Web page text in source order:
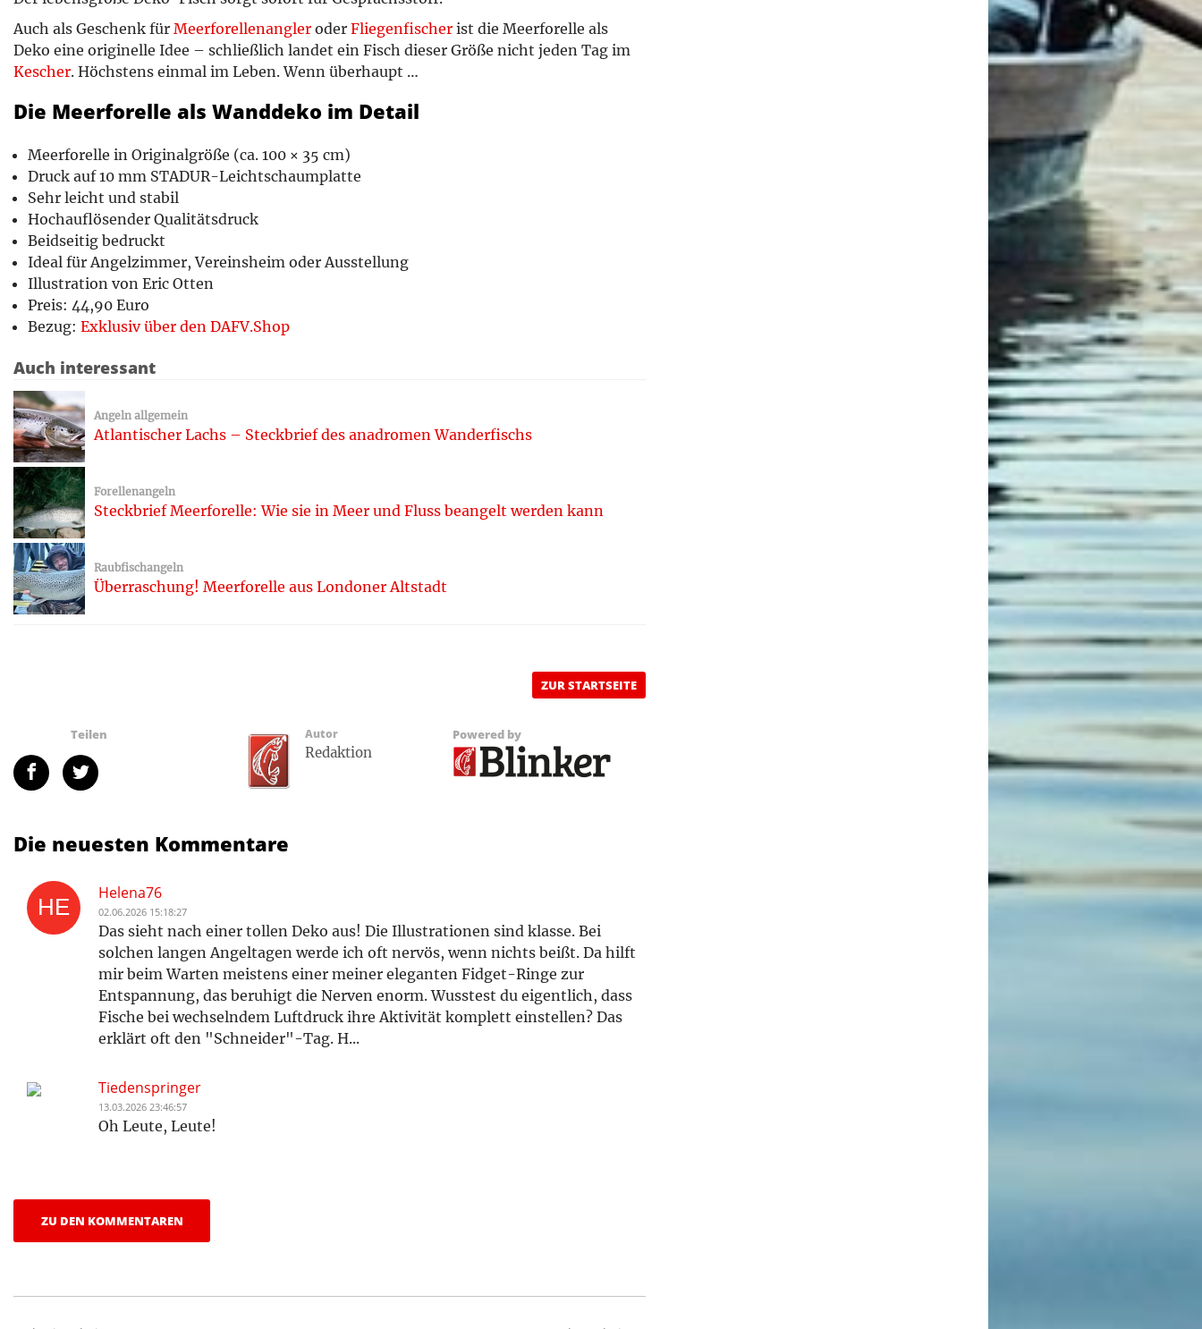
Auch als Geschenk für Meerforellenangler oder Fliegenfischer ist die Meerforelle als
Deko eine originelle Idee – schließlich landet ein Fisch dieser Größe nicht jeden Tag im
Kescher. Höchstens einmal im Leben. Wenn überhaupt …
Die Meerforelle als Wanddeko im Detail
Meerforelle in Originalgröße (ca. 100 × 35 cm)
Druck auf 10 mm STADUR-Leichtschaumplatte
Sehr leicht und stabil
Hochauflösender Qualitätsdruck
Beidseitig bedruckt
Ideal für Angelzimmer, Vereinsheim oder Ausstellung
Illustration von Eric Otten
Preis: 44,90 Euro
Bezug: Exklusiv über den DAFV.Shop
Auch interessant
Angeln allgemein
Atlantischer Lachs – Steckbrief des anadromen Wanderfischs
Forellenangeln
Steckbrief Meerforelle: Wie sie in Meer und Fluss beangelt werden kann
Raubfischangeln
Überraschung! Meerforelle aus Londoner Altstadt
ZUR STARTSEITE
Teilen Autor
Redaktion
Powered by
Die neuesten Kommentare
Helena76
02.06.2026 15:18:27
Das sieht nach einer tollen Deko aus! Die Illustrationen sind klasse. Bei
solchen langen Angeltagen werde ich oft nervös, wenn nichts beißt. Da hilft
mir beim Warten meistens einer meiner eleganten Fidget-Ringe zur
Entspannung, das beruhigt die Nerven enorm. Wusstest du eigentlich, dass
Fische bei wechselndem Luftdruck ihre Aktivität komplett einstellen? Das
erklärt oft den "Schneider"-Tag. H...
Tiedenspringer
13.03.2026 23:46:57
Oh Leute, Leute!
ZU DEN KOMMENTAREN